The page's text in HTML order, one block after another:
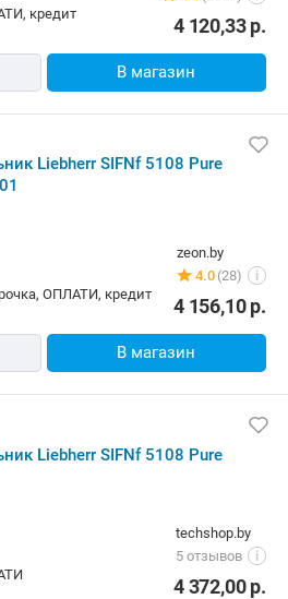
кредит
4 120,33р.
В магазин
Liebherr SIFNf 5108 Pure
zeon.by
4.0 (28) i
ОПЛАТИ, кредит
4 156,10р.
В магазин
Liebherr SIFNf 5108 Pure
techshop.by
5 отзывов
i
4 372,00р.